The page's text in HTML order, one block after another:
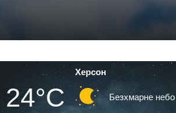
Херсон
24°C Безхмарне небо